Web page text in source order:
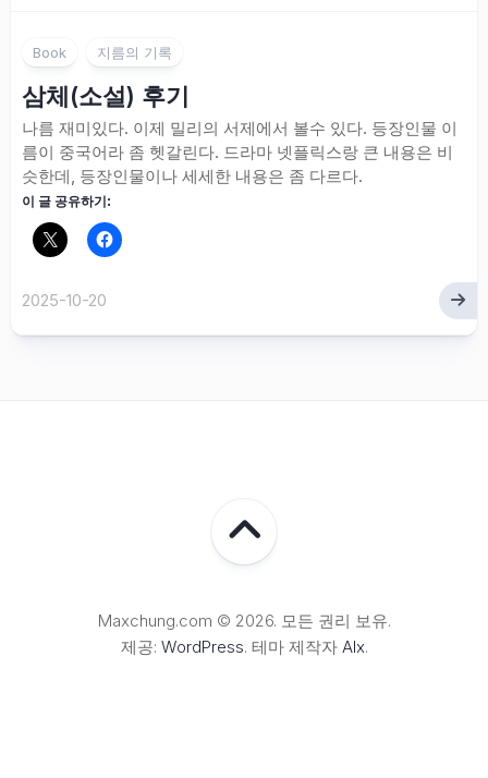
Book 지름의 기록
삼체(소설) 후기
나름 재미있다. 이제 밀리의 서제에서 볼수 있다. 등장인물 이
름이 중국어라 좀 헷갈린다. 드라마 넷플릭스랑 큰 내용은 비
슷한데, 등장인물이나 세세한 내용은 좀 다르다.
이 글 공유하기:
2025-10-20
Maxchung.com © 2026. 모든 권리 보유.
제공: WordPress. 테마 제작자 Alx.